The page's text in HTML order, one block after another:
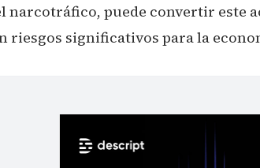
narcotráfico, puede convertir este
riesgos significativos para la